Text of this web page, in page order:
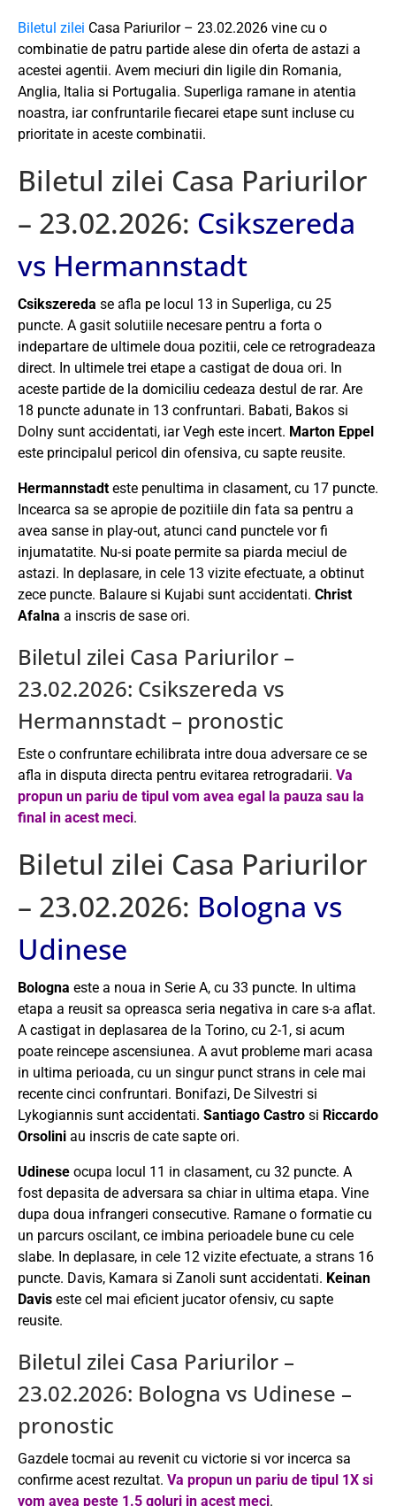
Biletul zilei Casa Pariurilor – 23.02.2026 vine cu o
combinatie de patru partide alese din oferta de astazi a
acestei agentii. Avem meciuri din ligile din Romania,
Anglia, Italia si Portugalia. Superliga ramane in atentia
noastra, iar confruntarile fiecarei etape sunt incluse cu
prioritate in aceste combinatii.
Biletul zilei Casa Pariurilor
– 23.02.2026: Csikszereda
vs Hermannstadt
Csikszereda se afla pe locul 13 in Superliga, cu 25
puncte. A gasit solutiile necesare pentru a forta o
indepartare de ultimele doua pozitii, cele ce retrogradeaza
direct. In ultimele trei etape a castigat de doua ori. In
aceste partide de la domiciliu cedeaza destul de rar. Are
18 puncte adunate in 13 confruntari. Babati, Bakos si
Dolny sunt accidentati, iar Vegh este incert. Marton Eppel
este principalul pericol din ofensiva, cu sapte reusite.
Hermannstadt este penultima in clasament, cu 17 puncte.
Incearca sa se apropie de pozitiile din fata sa pentru a
avea sanse in play-out, atunci cand punctele vor fi
injumatatite. Nu-si poate permite sa piarda meciul de
astazi. In deplasare, in cele 13 vizite efectuate, a obtinut
zece puncte. Balaure si Kujabi sunt accidentati. Christ
Afalna a inscris de sase ori.
Biletul zilei Casa Pariurilor –
23.02.2026: Csikszereda vs
Hermannstadt – pronostic
Este o confruntare echilibrata intre doua adversare ce se
afla in disputa directa pentru evitarea retrogradarii. Va
propun un pariu de tipul vom avea egal la pauza sau la
final in acest meci.
Biletul zilei Casa Pariurilor
– 23.02.2026: Bologna vs
Udinese
Bologna este a noua in Serie A, cu 33 puncte. In ultima
etapa a reusit sa opreasca seria negativa in care s-a aflat.
A castigat in deplasarea de la Torino, cu 2-1, si acum
poate reincepe ascensiunea. A avut probleme mari acasa
in ultima perioada, cu un singur punct strans in cele mai
recente cinci confruntari. Bonifazi, De Silvestri si
Lykogiannis sunt accidentati. Santiago Castro si Riccardo
Orsolini au inscris de cate sapte ori.
Udinese ocupa locul 11 in clasament, cu 32 puncte. A
fost depasita de adversara sa chiar in ultima etapa. Vine
dupa doua infrangeri consecutive. Ramane o formatie cu
un parcurs oscilant, ce imbina perioadele bune cu cele
slabe. In deplasare, in cele 12 vizite efectuate, a strans 16
puncte. Davis, Kamara si Zanoli sunt accidentati. Keinan
Davis este cel mai eficient jucator ofensiv, cu sapte
reusite.
Biletul zilei Casa Pariurilor –
23.02.2026: Bologna vs Udinese –
pronostic
Gazdele tocmai au revenit cu victorie si vor incerca sa
confirme acest rezultat. Va propun un pariu de tipul 1X si
vom avea peste 1.5 goluri in acest meci.